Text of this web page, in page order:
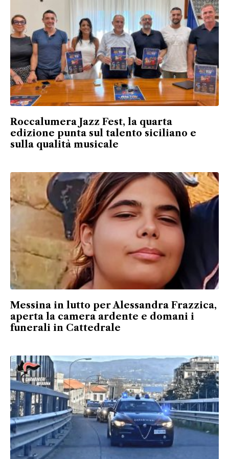
Roccalumera Jazz Fest, la quarta
edizione punta sul talento siciliano e
sulla qualità musicale
Messina in lutto per Alessandra Frazzica,
aperta la camera ardente e domani i
funerali in Cattedrale